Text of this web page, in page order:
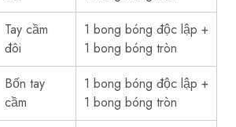
Tay cầm
đôi
1 bong bóng độc lập +
1 bong bóng tròn
Bốn tay
cầm
1 bong bóng độc lập +
1 bong bóng tròn